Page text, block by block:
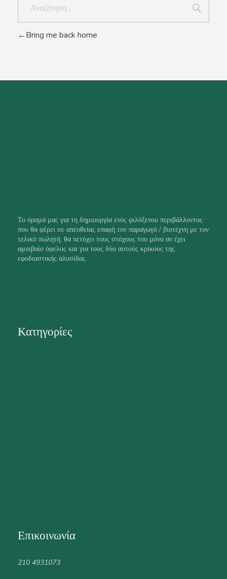
Άρθρα
Bring me back home
Το όραμά μας για τη δημιουργία ενός φιλόξενου περιβάλλοντος
που θα φέρει σε απευθείας επαφή τον παραγωγό / βιοτέχνη με τον
τελικό πωλητή, θα πετύχει τους στόχους του μόνο αν έχει
αμοιβαίο όφελος και για τους δύο αυτούς κρίκους της
εφοδιαστικής αλυσίδας.
Κατηγορίες
Επικοινωνία
210 4931073